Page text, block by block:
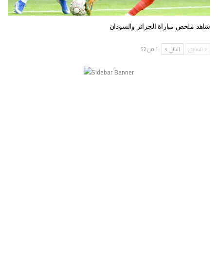
شاهد ملخص مباراة الجزائر والسودان
السابق التالي 1 من 52